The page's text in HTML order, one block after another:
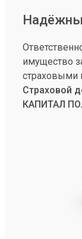
имущество
страховыми
Страховой
КАПИТАЛ